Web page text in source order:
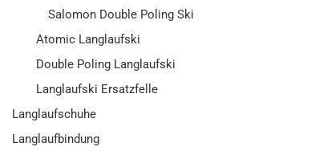
Salomon Double Poling Ski
Atomic Langlaufski
Double Poling Langlaufski
Langlaufski Ersatzfelle
Langlaufschuhe
Langlaufbindung